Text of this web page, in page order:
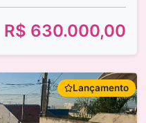
R$ 630.000,00
Lançamento